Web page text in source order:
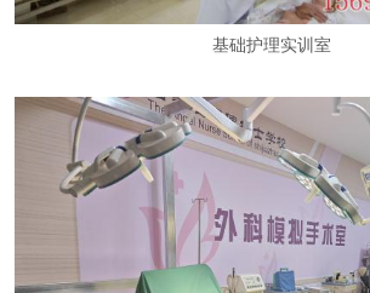
基础护理实训室